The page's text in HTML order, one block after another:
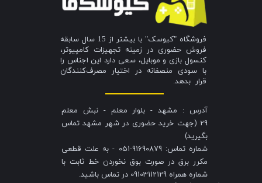
فروشگاه "کیوسک" با بیشتر از 15 سال سابقه
فروش حضوری در زمینه تجهیزات کامپیوتر،
کنسول بازی و موبایل، سعی دارد این اجناس را
با سودی منصفانه در اختیار مصرف‌کنندگان
قرار بدهد.
آدرس : مشهد - بلوار معلم - نبش معلم
29 (جهت خرید حضوری در شهر مشهد تماس
بگیرید)
شماره تماس: 91690879-051 - به علت قطعی
مکرر برق در صورت بوق نخوردن خط ثابت با
شماره همراه 09103112129 در تماس باشید.